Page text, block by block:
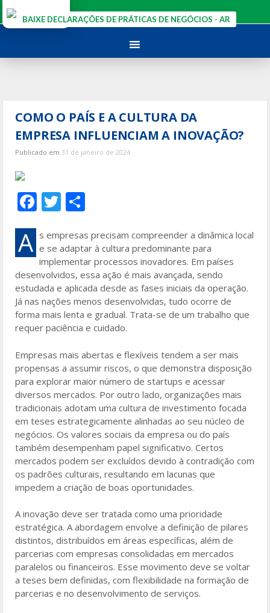
para
BAIXE DECLARAÇÕES DE PRÁTICAS DE NEGÓCIOS - AR
COMO O PAÍS E A CULTURA DA
EMPRESA INFLUENCIAM A INOVAÇÃO?
Publicado em31 de janeiro de 2024
F
ac
e
b
o
o
k
T
w
itt
er
ar
e
A s empresas precisam compreender a dinâmica local
e se adaptar à cultura predominante para
implementar processos inovadores. Em países
desenvolvidos, essa ação é mais avançada, sendo
estudada e aplicada desde as fases iniciais da operação.
Já nas nações menos desenvolvidas, tudo ocorre de
forma mais lenta e gradual. Trata-se de um trabalho que
requer paciência e cuidado.
Empresas mais abertas e flexíveis tendem a ser mais
propensas a assumir riscos, o que demonstra disposição
para explorar maior número de startups e acessar
diversos mercados. Por outro lado, organizações mais
tradicionais adotam uma cultura de investimento focada
em teses estrategicamente alinhadas ao seu núcleo de
negócios. Os valores sociais da empresa ou do país
também desempenham papel significativo. Certos
mercados podem ser excluídos devido à contradição com
os padrões culturais, resultando em lacunas que
impedem a criação de boas oportunidades.
A inovação deve ser tratada como uma prioridade
estratégica. A abordagem envolve a definição de pilares
distintos, distribuídos em áreas específicas, além de
parcerias com empresas consolidadas em mercados
paralelos ou financeiros. Esse movimento deve se voltar
a teses bem definidas, com flexibilidade na formação de
parcerias e no desenvolvimento de serviços.